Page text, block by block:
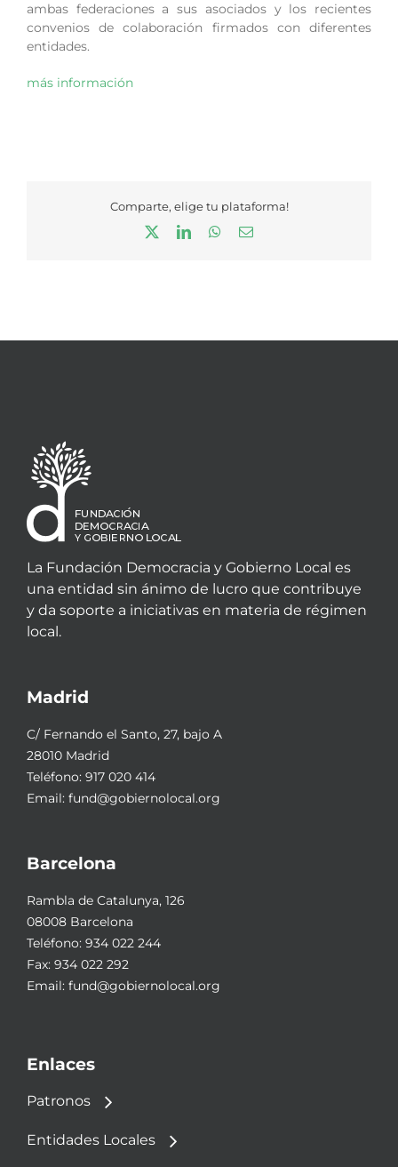
ambas federaciones a sus asociados y los recientes
convenios de colaboración firmados con diferentes
entidades.
más información
Comparte, elige tu plataforma!
LinkedInWhatsApp
Correo
La Fundación Democracia y Gobierno Local es
una entidad sin ánimo de lucro que contribuye
y da soporte a iniciativas en materia de régimen
local.
Madrid
C/ Fernando el Santo, 27, bajo A
28010 Madrid
Teléfono: 917 020 414
Email: fund@gobiernolocal.org
Barcelona
Rambla de Catalunya, 126
08008 Barcelona
Teléfono: 934 022 244
Fax: 934 022 292
Email: fund@gobiernolocal.org
Enlaces
Patronos
Entidades Locales